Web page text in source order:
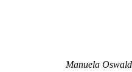
Manuela Oswald